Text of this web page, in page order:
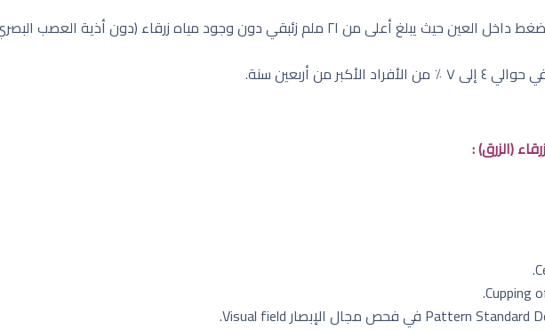
هو ارتفاع لا عرضي للضغط داخل العين حيث يبلغ أعلى من ٢١ ملم زئبقي دون وجود مياه زرقاء
أربعين سنة.
(الزرق) :